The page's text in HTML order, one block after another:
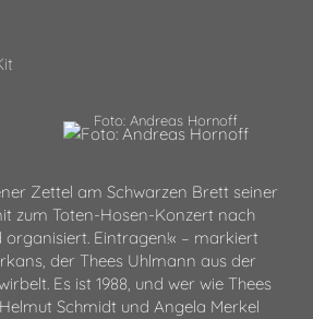
Foto: Andreas Hornoff
Zettel am Schwarzen Brett seiner
zum Toten-Hosen-Konzert nach
Eintragen!« – markiert
der Thees Uhlmann aus der
Es ist 1988, und wer wie Thees
Schmidt und Angela Merkel